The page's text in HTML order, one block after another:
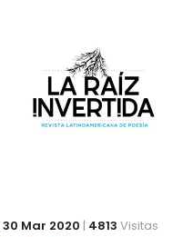
30 Mar 2020 | 4813 Visitas